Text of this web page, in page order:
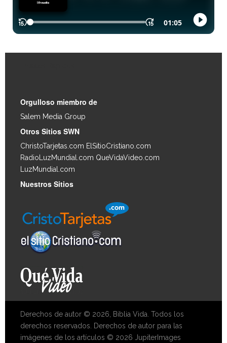
Orgulloso miembro de
Salem Media Group
Otros Sitios SWN
ChristoTarjetas.com ElSitioCristiano.com
RadioLuzMundial.com QueVidaVideo.com
LuzMundial.com
Nuestros Sitios
Derechos de autor © 2026, Biblia Vida. Todos los
derechos reservados. Derechos de autor para las
imágenes de los artículos © 2026 JupiterImages